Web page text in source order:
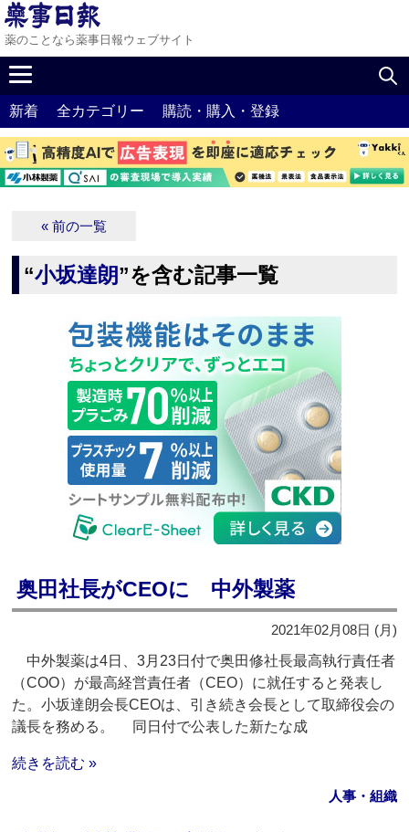
薬のことなら薬事日報ウェブサイト
新着 全カテゴリー 購読・購入・登録
« 前の一覧
“小坂達朗”を含む記事一覧
奥田社長がCEOに 中外製薬
2021年02月08日 (月)
中外製薬は4日、3月23日付で奥田修社長最高執行責任者
（COO）が最高経営責任者（CEO）に就任すると発表し
た。小坂達朗会長CEOは、引き続き会長として取締役会の
議長を務める。 同日付で公表した新たな成
続きを読む »
人事・組織